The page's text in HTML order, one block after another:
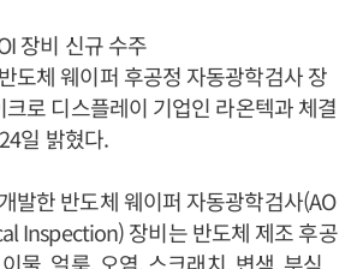
장비 신규 수주
도체 웨이퍼 후공정 자동광학검사 장
로 디스플레이 기업인 라온텍과 체결
일 밝혔다.
발한 반도체 웨이퍼 자동광학검사(AO
Inspection) 장비는 반도체 제조 후공